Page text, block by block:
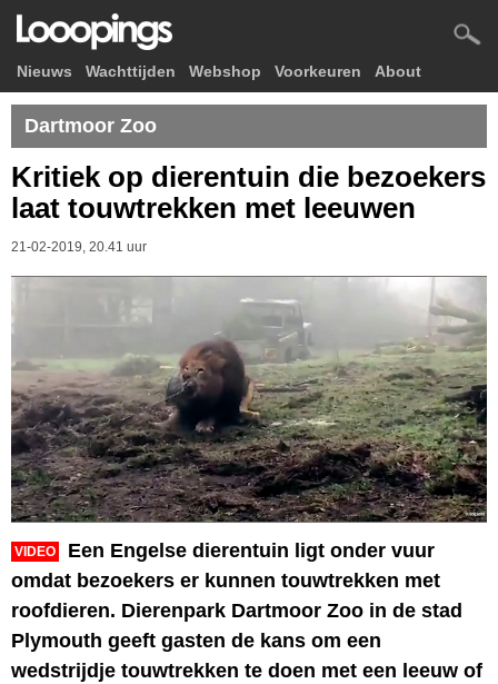
Nieuws Wachttijden Webshop Voorkeuren About
Dartmoor Zoo
Kritiek op dierentuin die bezoekers
laat touwtrekken met leeuwen
21-02-2019, 20.41 uur
VIDEO
Een Engelse dierentuin ligt onder vuur
omdat bezoekers er kunnen touwtrekken met
roofdieren. Dierenpark Dartmoor Zoo in de stad
Plymouth geeft gasten de kans om een
wedstrijdje touwtrekken te doen met een leeuw of